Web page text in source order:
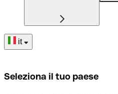
it
Seleziona il tuo paese